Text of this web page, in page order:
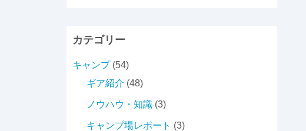
カテゴリー
キャンプ(54)
ギア紹介 (48)
ノウハウ・知識 (3)
キャンプ場レポート (3)